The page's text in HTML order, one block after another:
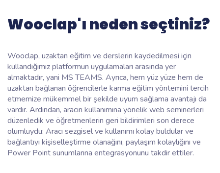
Wooclap'ı neden seçtiniz?
Wooclap, uzaktan eğitim ve derslerin kaydedilmesi için
kullandığımız platformun uygulamaları arasında yer
almaktadır, yani MS TEAMS. Ayrıca, hem yüz yüze hem de
uzaktan bağlanan öğrencilerle karma eğitim yöntemini tercih
etmemize mükemmel bir şekilde uyum sağlama avantajı da
vardır. Ardından, aracın kullanımına yönelik web seminerleri
düzenledik ve öğretmenlerin geri bildirimleri son derece
olumluydu: Aracı sezgisel ve kullanımı kolay buldular ve
bağlantıyı kişiselleştirme olanağını, paylaşım kolaylığını ve
Power Point sunumlarına entegrasyonunu takdir ettiler.